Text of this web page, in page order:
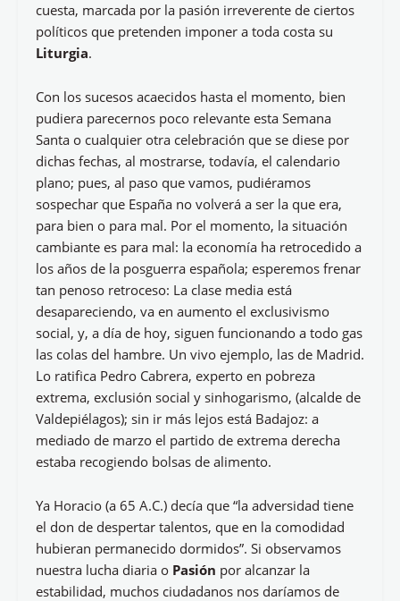
cuesta, marcada por la pasión irreverente de ciertos
políticos que pretenden imponer a toda costa su
Liturgia.
Con los sucesos acaecidos hasta el momento, bien
pudiera parecernos poco relevante esta Semana
Santa o cualquier otra celebración que se diese por
dichas fechas, al mostrarse, todavía, el calendario
plano; pues, al paso que vamos, pudiéramos
sospechar que España no volverá a ser la que era,
para bien o para mal. Por el momento, la situación
cambiante es para mal: la economía ha retrocedido a
los años de la posguerra española; esperemos frenar
tan penoso retroceso: La clase media está
desapareciendo, va en aumento el exclusivismo
social, y, a día de hoy, siguen funcionando a todo gas
las colas del hambre. Un vivo ejemplo, las de Madrid.
Lo ratifica Pedro Cabrera, experto en pobreza
extrema, exclusión social y sinhogarismo, (alcalde de
Valdepiélagos); sin ir más lejos está Badajoz: a
mediado de marzo el partido de extrema derecha
estaba recogiendo bolsas de alimento.
Ya Horacio (a 65 A.C.) decía que “la adversidad tiene
el don de despertar talentos, que en la comodidad
hubieran permanecido dormidos”. Si observamos
nuestra lucha diaria o Pasión por alcanzar la
estabilidad, muchos ciudadanos nos daríamos de